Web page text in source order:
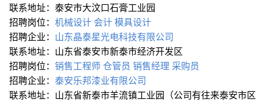
联系地址：泰安市大汶口石膏工业园
招聘岗位： 机械设计会计模具设计
招聘企业： 山东晶泰星光电科技有限公司
联系地址：山东省泰安市新泰市经济开发区
招聘岗位： 销售工程师仓管员 销售经理 采购员
招聘企业： 泰安乐邦漆业有限公司
联系地址：山东省新泰市羊流镇工业园（公司有往来泰安市区